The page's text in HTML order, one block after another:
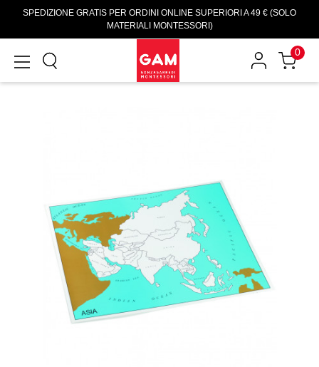
SPEDIZIONE GRATIS PER ORDINI ONLINE SUPERIORI A 49 € (SOLO
MATERIALI MONTESSORI)
0